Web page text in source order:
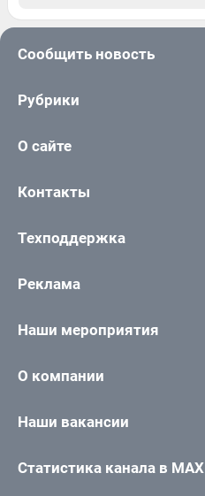
Сообщить новость
Рубрики
О сайте
Контакты
Техподдержка
Реклама
Наши мероприятия
О компании
Наши вакансии
Статистика канала в MAX